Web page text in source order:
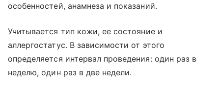
особенностей, анамнеза и показаний.
Учитывается тип кожи, ее состояние и
аллергостатус. В зависимости от этого
определяется интервал проведения: один раз в
неделю, один раз в две недели.